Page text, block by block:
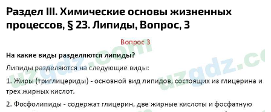
Раздел III. Химические основы жизненных
процессов, § 23. Липиды, Вопрос, 3